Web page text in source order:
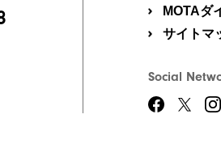
MOTAダ
サイトマ
Social